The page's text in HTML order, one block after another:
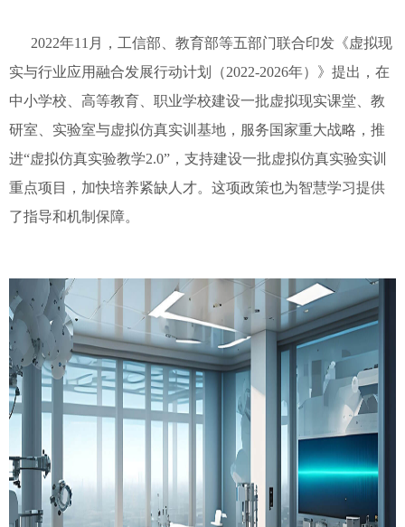
2022年11月，工信部、教育部等五部门联合印发《虚拟现
实与行业应用融合发展行动计划（2022-2026年）》提出，在
中小学校、高等教育、职业学校建设一批虚拟现实课堂、教
研室、实验室与虚拟仿真实训基地，服务国家重大战略，推
进“虚拟仿真实验教学2.0”，支持建设一批虚拟仿真实验实训
重点项目，加快培养紧缺人才。这项政策也为智慧学习提供
了指导和机制保障。